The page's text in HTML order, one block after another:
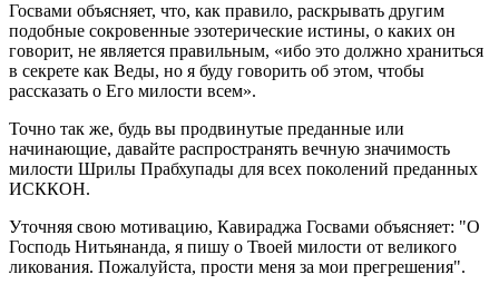
Госвами объясняет, что, как правило, раскрывать другим
подобные сокровенные эзотерические истины, о каких он
говорит, не является правильным, «ибо это должно храниться
в секрете как Веды, но я буду говорить об этом, чтобы
рассказать о Его милости всем».
Точно так же, будь вы продвинутые преданные или
начинающие, давайте распространять вечную значимость
милости Шрилы Прабхупады для всех поколений преданных
ИСККОН.
Уточняя свою мотивацию, Кавираджа Госвами объясняет: "О
Господь Нитьянанда, я пишу о Твоей милости от великого
ликования. Пожалуйста, прости меня за мои прегрешения".